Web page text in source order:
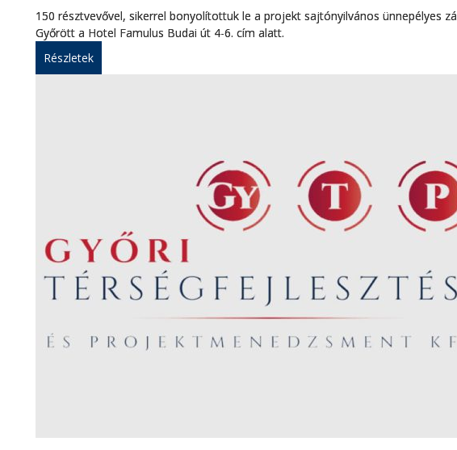
150 résztvevővel, sikerrel bonyolítottuk le a projekt sajtónyilvános ünnepélyes
Győrött a Hotel Famulus Budai út 4-6. cím alatt.
Részletek